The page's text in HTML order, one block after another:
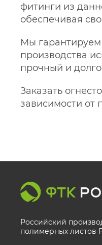
фитинги из
обеспечивая
Мы гарантируем
производства
прочный и
Заказать
зависимости от
Российский
полимерных листов